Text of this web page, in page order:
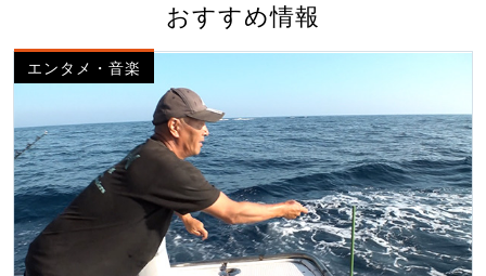
おすすめ情報
エンタメ・音楽